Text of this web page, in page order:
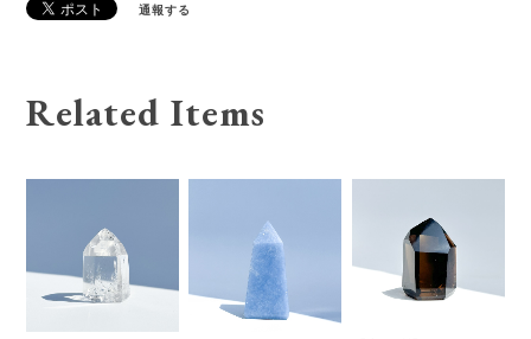
通報する
Related Items